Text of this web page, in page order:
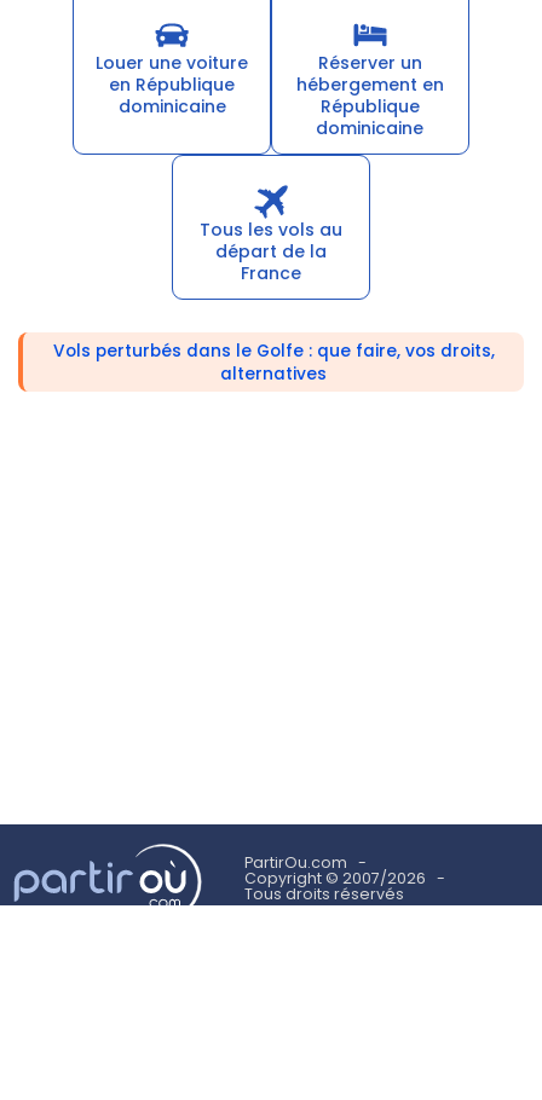
Louer une voiture
en République
Réserver un
hébergement en
République
dominicaine
Tous les vols au
départ de la
France
Vols perturbés dans le Golfe : que faire, vos droits,
alternatives
PartirOu.com
Copyright © 2007/2026
Tous droits réservés